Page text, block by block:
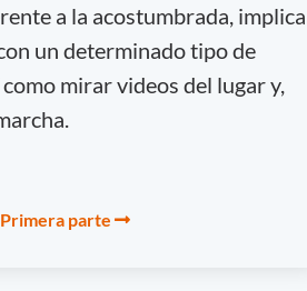
a la acostumbrada, implica
un determinado tipo de
mirar videos del lugar y,
parte